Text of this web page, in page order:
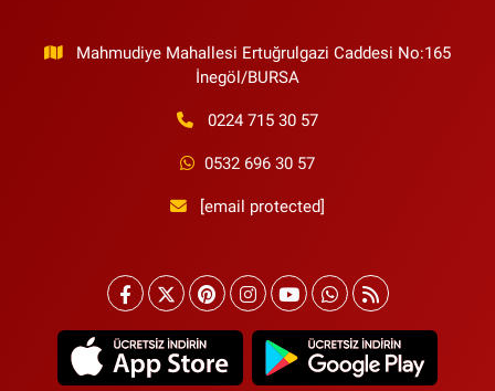
Mahmudiye Mahallesi Ertuğrulgazi Caddesi No:165
İnegöl/BURSA
0224 715 30 57
0532 696 30 57
[email protected]